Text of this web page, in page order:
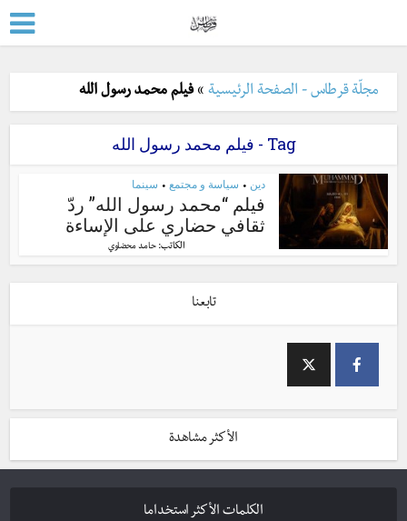
مجلّة قرطاس - الصفحة الرئيسية »فيلم محمد رسول الله
Tag - فيلم محمد رسول الله
دين • سياسة و مجتمع • سينما
فيلم “محمد رسول الله” ردّ
ثقافي حضاري على الإساءة
الكاتب: حامد محضاوي
تابعنا
الأكثر مشاهدة
الكلمات الأكثر استخداما